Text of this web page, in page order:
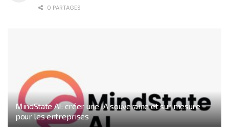
0 PARTAGES
MindState AI: créer une IA souveraine et sur mesure
pour les entreprises